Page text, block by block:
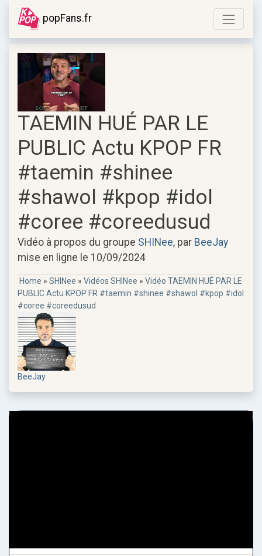
popFans.fr
TAEMIN HUÉ PAR LE
PUBLIC Actu KPOP FR
#taemin #shinee
#shawol #kpop #idol
#coree #coreedusud
Vidéo à propos du groupe SHINee, par BeeJay
mise en ligne le 10/09/2024
Home » SHINee » Vidéos SHINee » Vidéo TAEMIN HUÉ PAR LE
PUBLIC Actu KPOP FR #taemin #shinee #shawol #kpop #idol
#coree #coreedusud
BeeJay